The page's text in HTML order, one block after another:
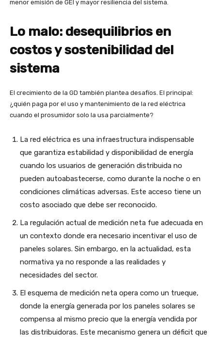
menor emisión de GEI y mayor resiliencia del sistema.
Lo malo: desequilibrios en
costos y sostenibilidad del
sistema
El crecimiento de la GD también plantea desafíos. El principal:
¿quién paga por el uso y mantenimiento de la red eléctrica
cuando el prosumidor solo la usa parcialmente?
La red eléctrica es una infraestructura indispensable
que garantiza estabilidad y disponibilidad de energía
cuando los usuarios de generación distribuida no
pueden autoabastecerse, como durante la noche o en
condiciones climáticas adversas. Este acceso tiene un
costo asociado que debe ser reconocido.
La regulación actual de medición neta fue adecuada en
un contexto donde era necesario incentivar el uso de
paneles solares. Sin embargo, en la actualidad, esta
normativa ya no responde a las realidades y
necesidades del sector.
El esquema de medición neta opera como un trueque,
donde la energía generada por los paneles solares se
compensa al mismo precio que la energía vendida por
las distribuidoras. Este mecanismo genera un déficit que